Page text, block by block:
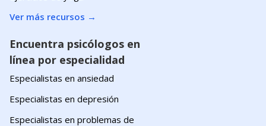
Ver más recursos →
Encuentra psicólogos en
línea por especialidad
Especialistas en ansiedad
Especialistas en depresión
Especialistas en problemas de